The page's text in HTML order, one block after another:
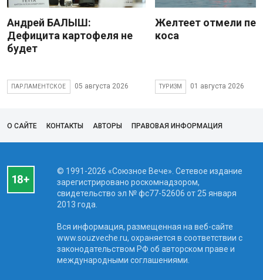
Андрей БАЛЫШ:
Дефицита картофеля не
будет
ПАРЛАМЕНТСКОЕ 05 августа 2026
Желтеет отмели
коса
ТУРИЗМ 01 августа 2026
О САЙТЕ КОНТАКТЫ АВТОРЫ ПРАВОВАЯ ИНФОРМАЦИЯ
© 1991-2026 «Союзное Вече». Сетевое издание
зарегистрировано роскомнадзором,
свидетельство эл № фc77-52606 от 25 января
2013 года.
Вся информация, размещенная на веб-сайте
www.souzveche.ru, охраняется в соответствии с
законодательством РФ об авторском праве и
международными соглашениями.